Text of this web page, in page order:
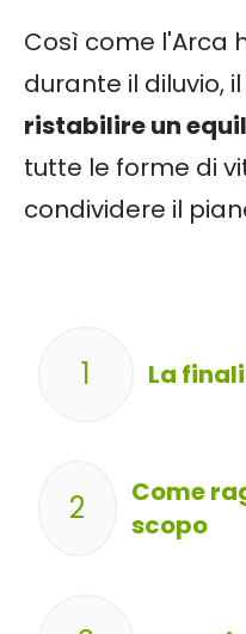
Così come l'Arca
durante il diluvio,
ristabilire un
tutte le forme di
condividere il
1 La
2
Come
scopo